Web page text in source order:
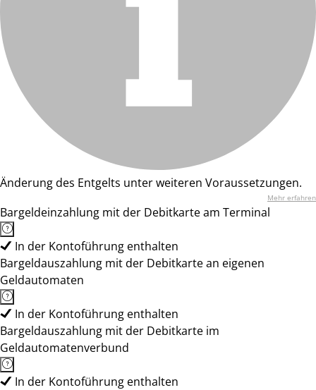
Änderung des Entgelts unter weiteren Voraussetzungen.
Mehr erfahren
Bargeldeinzahlung mit der Debitkarte am Terminal
In der Kontoführung enthalten
Bargeldauszahlung mit der Debitkarte an eigenen
Geldautomaten
In der Kontoführung enthalten
Bargeldauszahlung mit der Debitkarte im
Geldautomatenverbund
In der Kontoführung enthalten